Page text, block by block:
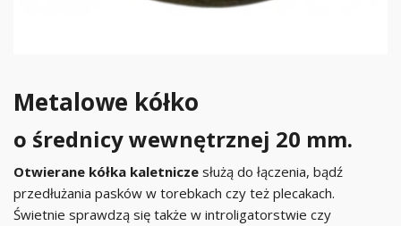
Metalowe kółko
o średnicy wewnętrznej 20 mm.
Otwierane kółka kaletnicze służą do łączenia, bądź
przedłużania pasków w torebkach czy też plecakach.
Świetnie sprawdzą się także w introligatorstwie czy